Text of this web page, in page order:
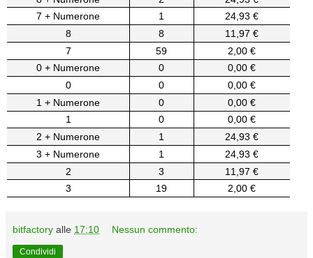
7 + Numerone
1
24,93 €
8
8
11,97 €
7
59
2,00 €
0 + Numerone
0
0,00 €
0
0
0,00 €
1 + Numerone
0
0,00 €
1
0
0,00 €
2 + Numerone
1
24,93 €
3 + Numerone
1
24,93 €
2
3
11,97 €
3
19 2,00 €
bitfactory alle 17:10 Nessun commento:
Condividi